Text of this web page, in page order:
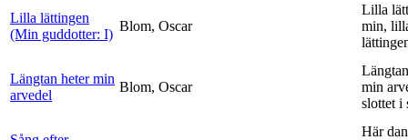
Lilla lättingen
(Min guddotter: I)
Blom, Oscar
Lilla
min,
Längtan heter min
arvedel
Blom, Oscar
min
slottet i
Här